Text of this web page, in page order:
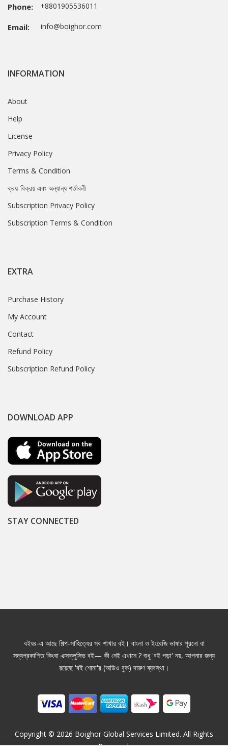
Phone: +8801905536011
Email: info@boighor.com
INFORMATION
About
Help
License
Privacy Policy
Terms & Condition
ক্রয়-বিক্রয় এবং অন্যান্য শর্তাবলী
Subscription Privacy Policy
Subscription Terms & Condition
EXTRA
Purchase History
My Account
Contact
Refund Policy
Subscription Refund Policy
DOWNLOAD APP
STAY CONNECTED
বইঘর-এ আছে শিল্প-সাহিত্যের সব শাখার বই। বাংলা ও ইংরেজি ভাষার পুরনো বা
সদ্যপ্রকাশিত কিংবা এক্সক্লুসিভ বই— কী নেই এখানে ? শুধু 'বই পড়া' নয়, আপনার জন্য
রয়েছে 'বই শোনা'র (অডিও বুক) দারুণ ব্যবস্থা।
Copyright © 2026 Boighor Global Services Limited. All Rights
Reserved.